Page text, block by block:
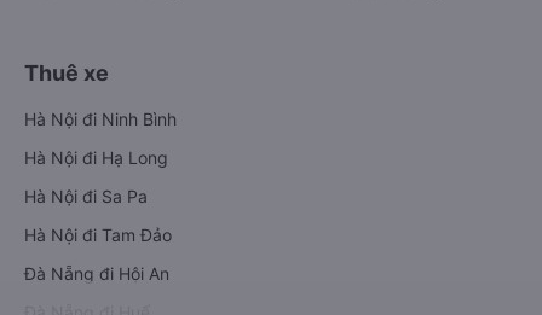
Thuê xe
Hà Nội đi Ninh Bình
Hà Nội đi Hạ Long
Hà Nội đi Sa Pa
Hà Nội đi Tam Đảo
Đà Nẵng đi Hội An